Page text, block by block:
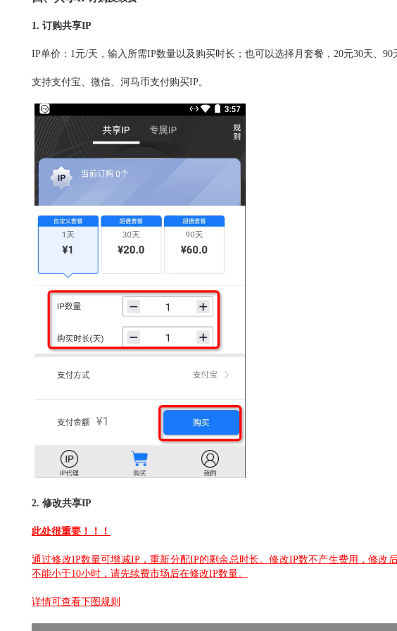
1. 订购共享IP
IP单价：1元/天，输入所需IP数量以及购买时长；也可以选择月套餐，20元30天、90
支持支付宝、微信、河马币支付购买IP。
2. 修改共享IP
此处很重要！！！
通过修改IP数量可增减IP，重新分配IP的剩余总时长。修改IP数不产生费用，修改
不能小于10小时，请先续费市场后在修改IP数量。
详情可查看下图规则